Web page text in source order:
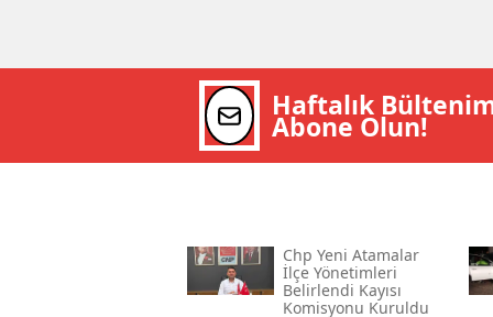
Haftalık
Abone Olun!
Chp Yeni Atamalar
İlçe Yönetimleri
Belirlendi Kayısı
Komisyonu Kuruldu